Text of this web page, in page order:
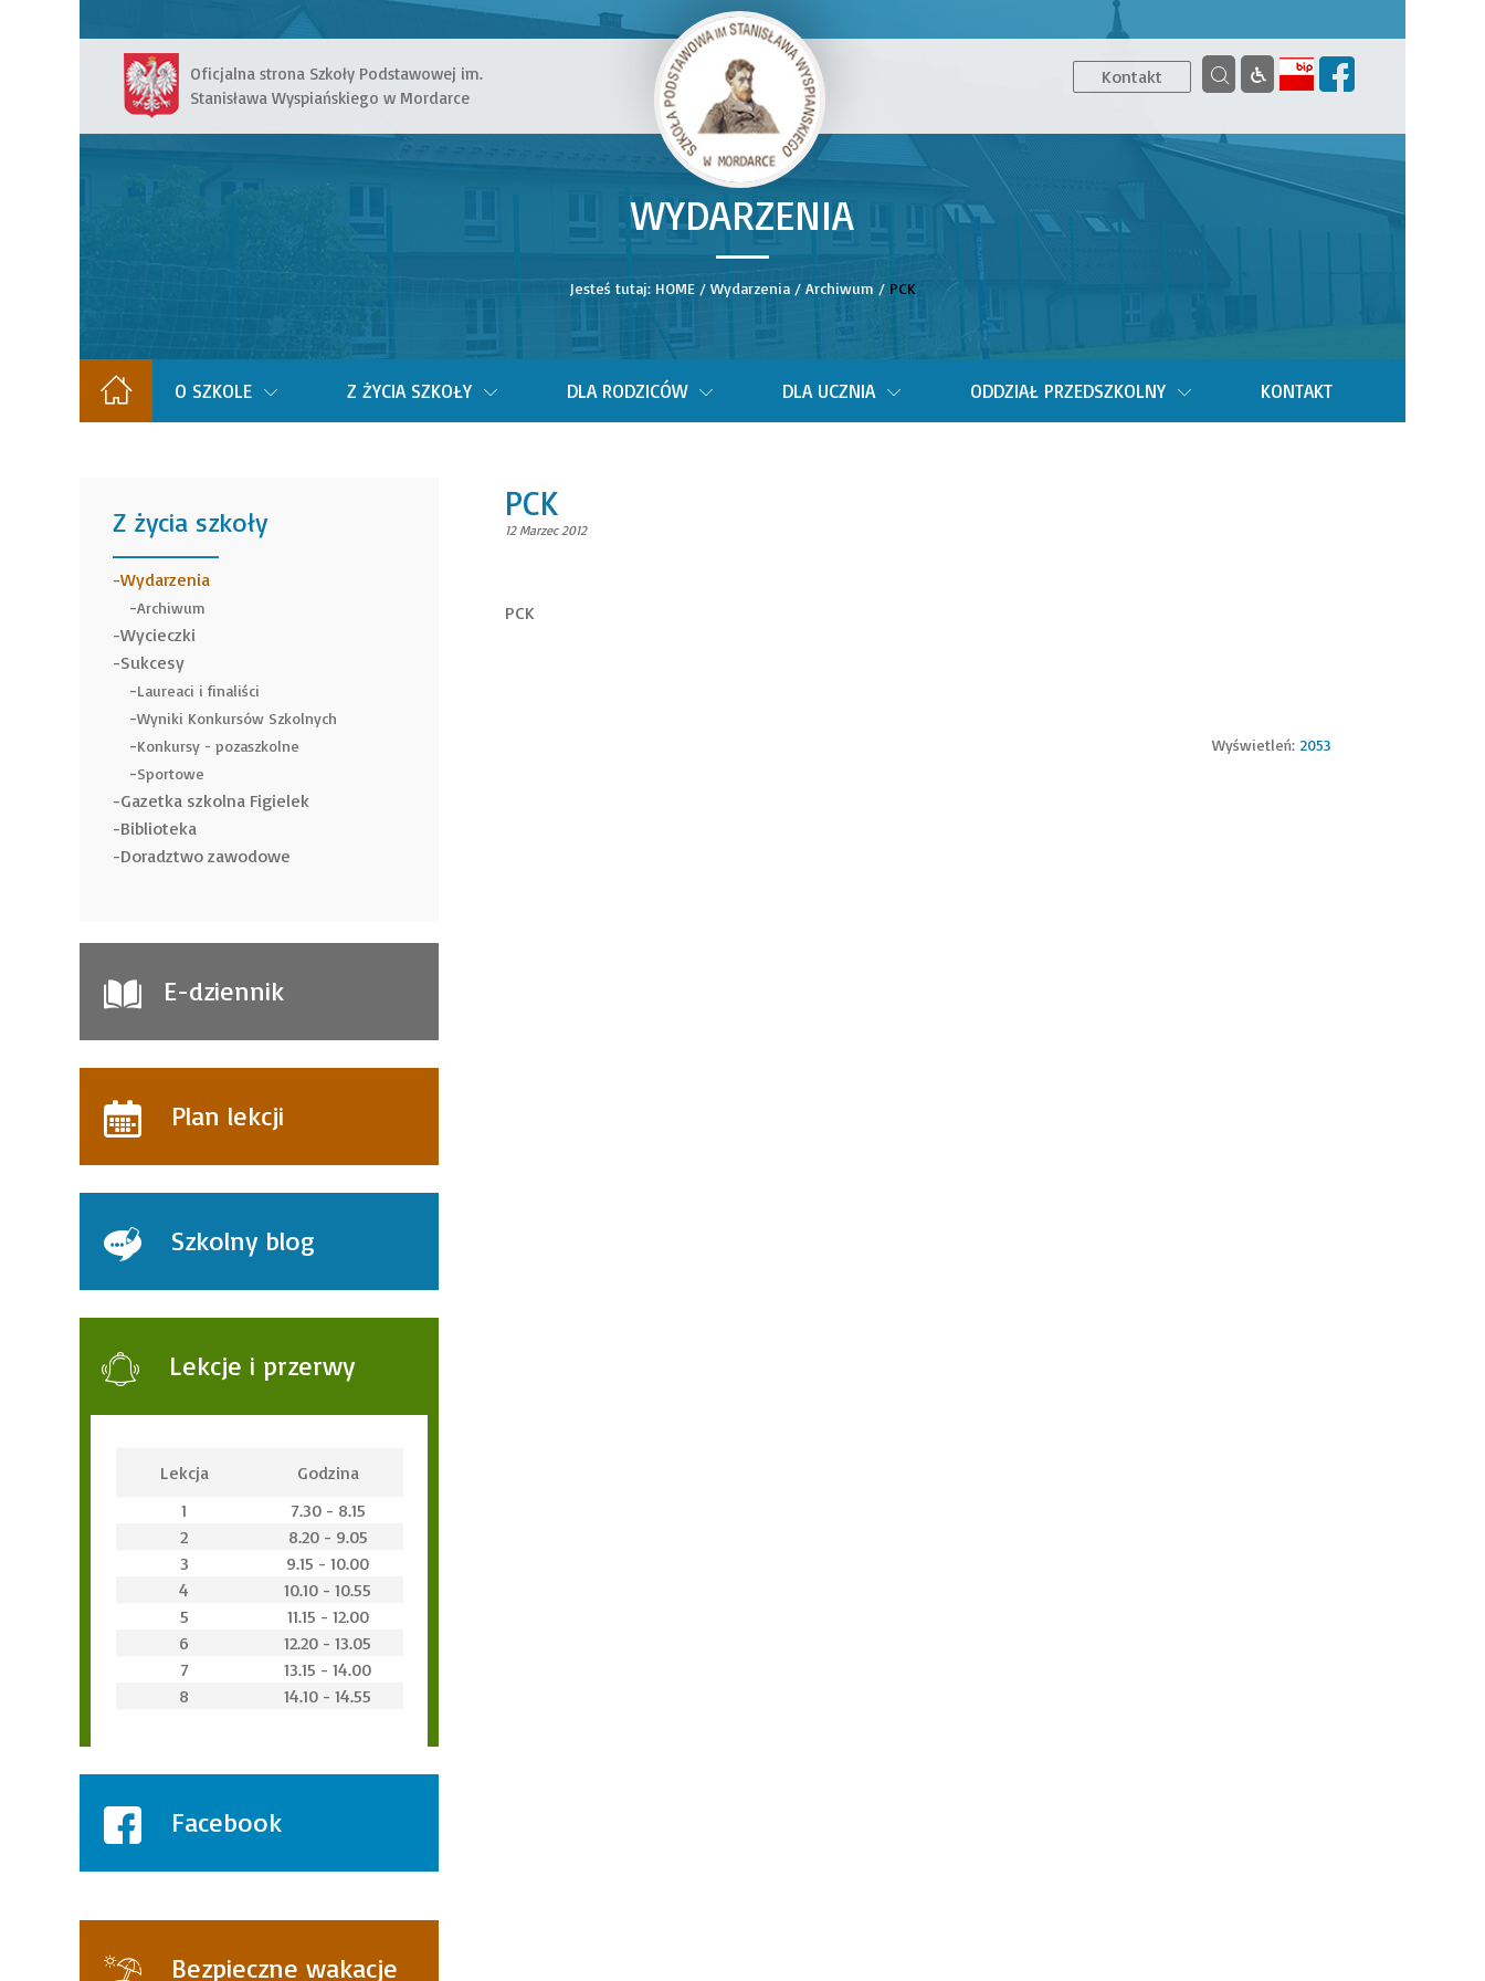
WYDARZENIA
__
Jesteś tutaj: HOME/ Wydarzenia/ Archiwum / PCK
Oficjalna strona Szkoły Podstawowej im.
Stanisława Wyspiańskiego w Mordarce
Kontakt
O SZKOLE Z ŻYCIA SZKOŁY DLA RODZICÓW DLA UCZNIA ODDZIAŁ PRZEDSZKOLNY KONTAKT
Z życia szkoły
______
Wydarzenia
Archiwum
Wycieczki
Sukcesy
Laureaci i finaliści
Wyniki Konkursów Szkolnych
Konkursy - pozaszkolne
Sportowe
Gazetka szkolna Figielek
Biblioteka
Doradztwo zawodowe
E-dziennik
Plan lekcji
Szkolny blog
Lekcje i przerwy
Lekcja
Godzina
1
7.30 - 8.15
2
8.20 - 9.05
3
9.15 - 10.00
4
10.10 - 10.55
5
11.15 - 12.00
6
12.20 - 13.05
7
13.15 - 14.00
8
14.10 - 14.55
Facebook
Bezpieczne wakacje
PCK
12 Marzec 2012
PCK
Wyświetleń: 2053